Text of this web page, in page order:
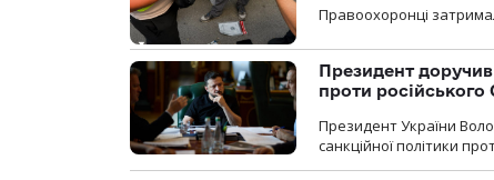
Правоохоронці
Президент доручив
проти
Президент України
санкційної політики